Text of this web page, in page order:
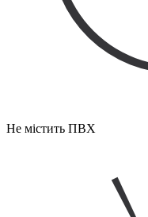
Не містить ПВХ